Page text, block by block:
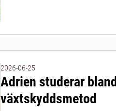
2026-06-25
Adrien studerar
växtskyddsmetod